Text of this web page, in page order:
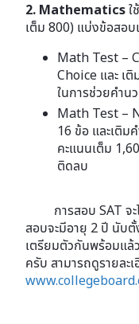
2. Mathematicsใ
เต็ม 800) แบ่งข้อสอ
Math Test –
Choice และ เ
ในการช่วยคำน
Math Test –
16 ข้อ และเติม
คะแนนเต็ม
ติดลบ
การสอบ SAT จะไ
สอบจะมีอายุ 2 ปี นับ
เตรียมตัวกันพร้อมแล้
ครับ สามารถดูรายละ